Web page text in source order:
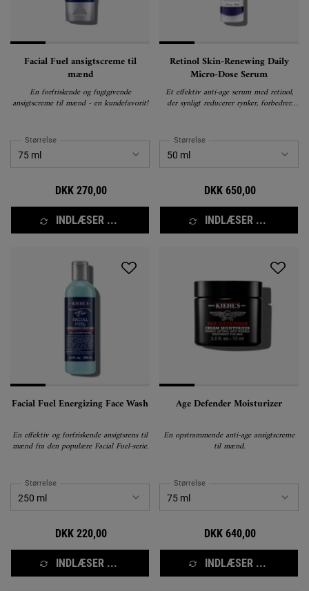
Facial Fuel ansigtscreme til
mænd
En forfriskende og fugtgivende
ansigtscreme til mænd - en kundefavorit!
Størrelse
DKK 270,00
INDLÆSER ...
Retinol Skin-Renewing Daily
Micro-Dose Serum
Et effektiv anti-age serum med retinol,
der synligt reducerer rynker, forbedrer
Størrelse
DKK 650,00
INDLÆSER ...
Facial Fuel Energizing Face Wash
En effektiv og forfriskende ansigtsrens til
mænd fra den populære Facial Fuel-serie.
Størrelse
DKK 220,00
INDLÆSER ...
Age Defender Moisturizer
En opstrammende anti-age ansigtscreme
til mænd.
Størrelse
DKK 640,00
INDLÆSER ...